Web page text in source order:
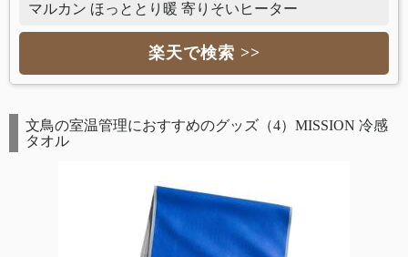
マルカン ほっととり暖 寄りそいヒーター
楽天で検索 >>
文鳥の室温管理におすすめのグッズ（4）MISSION 冷感
タオル